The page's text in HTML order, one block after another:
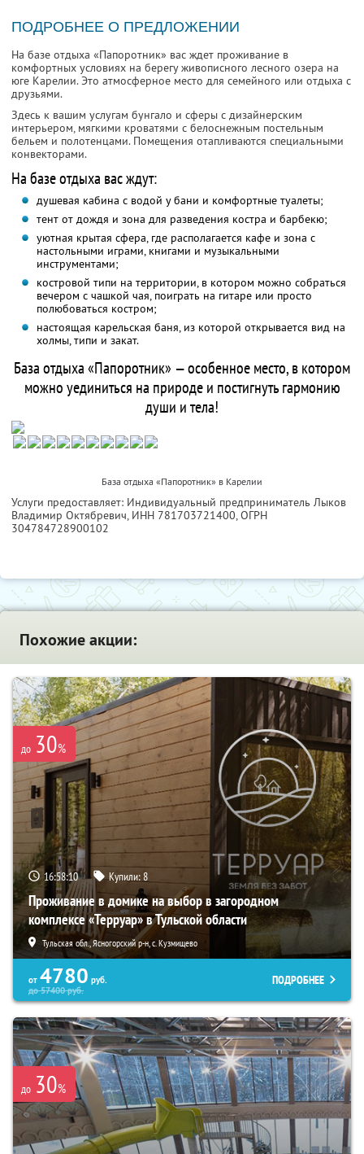
ПОДРОБНЕЕ О ПРЕДЛОЖЕНИИ
На базе отдыха «Папоротник» вас ждет проживание в
комфортных условиях на берегу живописного лесного озера на
юге Карелии. Это атмосферное место для семейного или отдыха с
друзьями.
Здесь к вашим услугам бунгало и сферы с дизайнерским
интерьером, мягкими кроватями с белоснежным постельным
бельем и полотенцами. Помещения отапливаются специальными
конвекторами.
На базе отдыха вас ждут:
душевая кабина с водой у бани и комфортные туалеты;
тент от дождя и зона для разведения костра и барбекю;
уютная крытая сфера, где располагается кафе и зона с
настольными играми, книгами и музыкальными
инструментами;
костровой типи на территории, в котором можно собраться
вечером с чашкой чая, поиграть на гитаре или просто
полюбоваться костром;
настоящая карельская баня, из которой открывается вид на
холмы, типи и закат.
База отдыха «Папоротник» — особенное место, в котором
можно уединиться на природе и постигнуть гармонию
души и тела!
База отдыха «Папоротник» в Карелии
Услуги предоставляет: Индивидуальный предприниматель Лыков
Владимир Октябревич, ИНН 781703721400, ОГРН
304784728900102
Похожие акции:
до 30%
16:58:08 Купили:8
Проживание в домике на выбор в загородном
комплексе «Терруар» в Тульской области
Тульская обл., Ясногорский р-н, с. Кузмищево
от 4780 руб.
до57400руб.
ПОДРОБНЕЕ
до 30%